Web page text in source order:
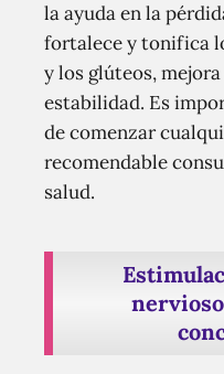
la ayuda en la
fortalece y tonifica
y los glúteos,
estabilidad. Es
de comenzar
recomendable
salud.